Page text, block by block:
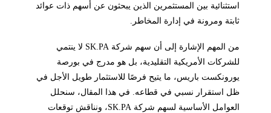
استثنائية بين المستثمرين الذين يبحثون عن أسهم ذات عوائد
ثابتة ومرونة في إدارة المخاطر.
من المهم الإشارة إلى أن سهم شركة SK.PA لا ينتمي
للشركات الأمريكية التقليدية، بل هو مدرج في بورصة
يورونكست باريس، ما يتيح فرصًا للاستثمار طويل الأجل في
ظل استقرار نسبي في قطاعه. في هذا المقال، سنحلل
العوامل الأساسية لسهم شركة SK.PA، ونناقش توقعات